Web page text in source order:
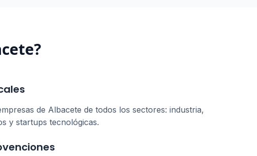
?
de Albacete de todos los sectores: industria,
y startups tecnológicas.